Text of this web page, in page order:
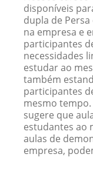
disponíveis
dupla de
na empresa e
participantes
necessidades
estudar ao
também
participantes
mesmo tempo.
sugere que
estudantes ao
aulas de
empresa,